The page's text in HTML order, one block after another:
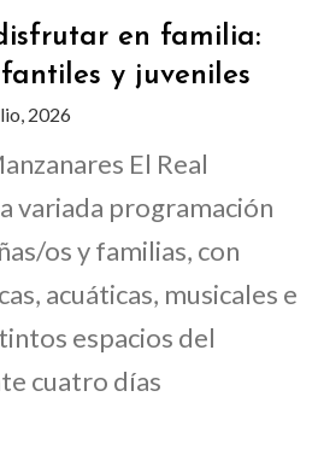
en familia:
y juveniles
2026
El Real
variada programación
os y familias, con
acuáticas, musicales e
espacios del
cuatro días